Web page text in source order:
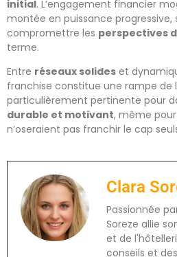
initial. L’engagement financier
montée en puissance progressive,
compromettre les perspectives
terme.
Entre réseaux solides et
franchise constitue une rampe de
particulièrement pertinente pour
durable et motivant, même
n’oseraient pas franchir le cap
Clara
Passionnée
Soreze allie
et de
conseils et